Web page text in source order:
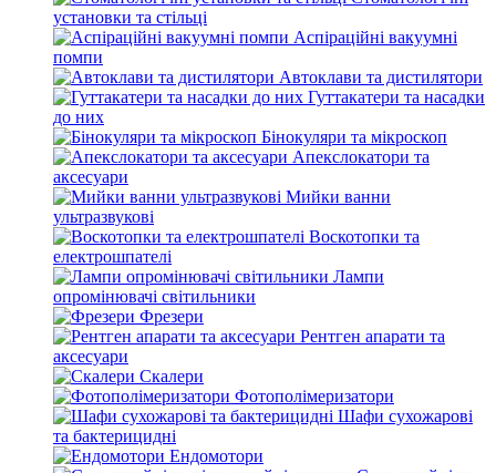
установки та стільці
Аспіраційні вакуумні
помпи
Автоклави та дистилятори
Гуттакатери та насадки
до них
Бінокуляри та мікроскоп
Апекслокатори та
аксесуари
Мийки ванни
ультразвукові
Воскотопки та
електрошпателі
Лампи
опромінювачі світильники
Фрезери
Рентген апарати та
аксесуари
Скалери
Фотополімеризатори
Шафи сухожарові
та бактерицидні
Ендомотори